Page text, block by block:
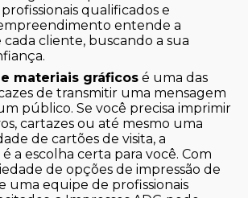
qualificados e
entende a
cada cliente, buscando a sua
materiais gráficos é uma das
de transmitir uma mensagem
público. Se você precisa imprimir
cartazes ou até mesmo uma
de cartões de visita, a
é a escolha certa para você. Com
de opções de impressão de
uma equipe de profissionais